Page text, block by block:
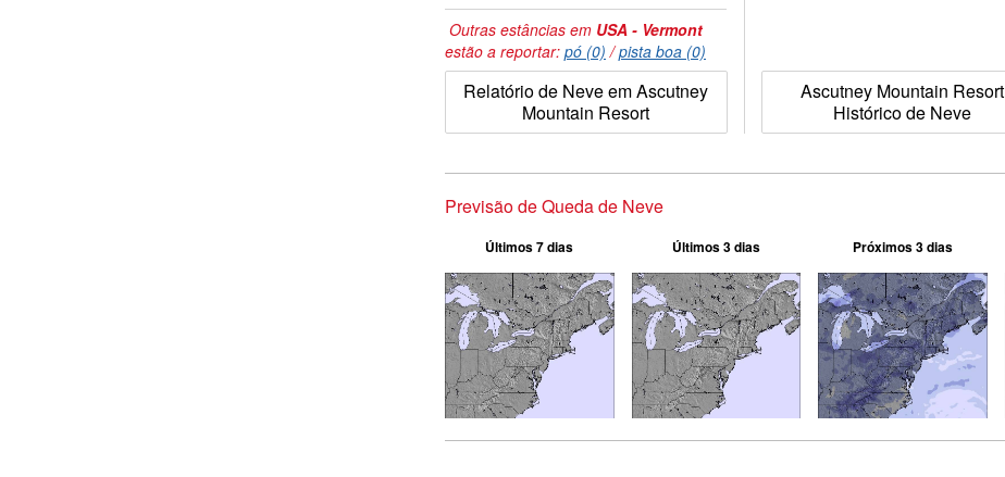
Outras estâncias em USA - Vermont
estão a reportar: pó (0) /pista boa (0)
Relatório de Neve em Ascutney
Mountain Resort
Ascutney Mountain Resort
Histórico de Neve
Previsão de Queda de Neve
Últimos 7 dias Últimos 3 dias Próximos 3 dias